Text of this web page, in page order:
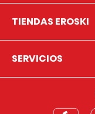
TIENDAS EROSKI
SERVICIOS